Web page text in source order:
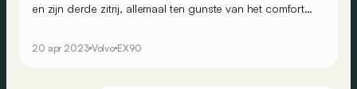
en zijn derde zitrij, allemaal ten gunste van het comfort
20 apr 2023 Volvo EX90